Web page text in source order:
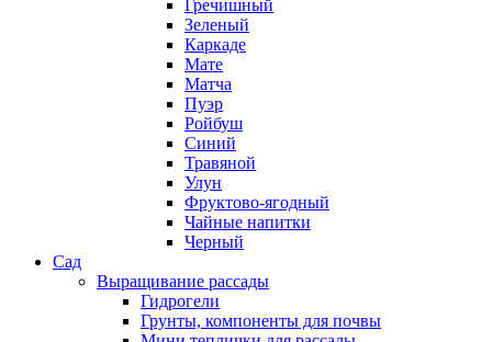
Гречишный
Зеленый
Каркаде
Мате
Матча
Пуэр
Ройбуш
Синий
Травяной
Улун
Фруктово-ягодный
Чайные напитки
Черный
Сад
Выращивание рассады
Гидрогели
Грунты, компоненты для почвы